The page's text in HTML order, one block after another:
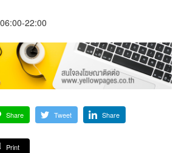
22:00
Share Tweet Share
Print